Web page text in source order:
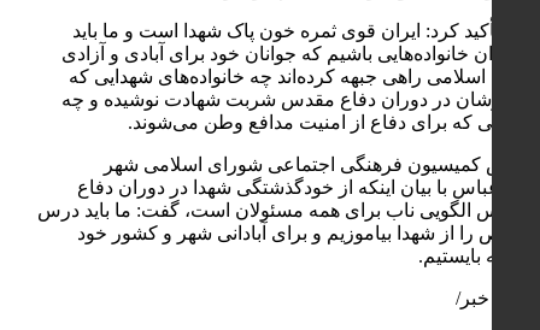
وی تأکید کرد: ایران قوی ثمره خون پاک شهدا است و ما باید
قدردان خانواده‌هایی باشیم که جوانان خود برای آبادی و آزادی
ایران اسلامی راهی جبهه کرده‌اند چه خانواده‌های شهدایی که
عزیزشان در دوران دفاع مقدس شربت شهادت نوشیده و چه
کسانی که برای دفاع از امنیت مدافع وطن می‌شوند.
رئیس کمیسیون فرهنگی اجتماعی شورای اسلامی شهر
بندرعباس با بیان اینکه از خودگذشتگی شهدا در دوران دفاع
مقدس الگویی ناب برای همه مسئولان است، گفت: ما باید درس
اخلاص را از شهدا بیاموزیم و برای آبادانی شهر و کشور خود
جانانه بایستیم.
پایان خبر/